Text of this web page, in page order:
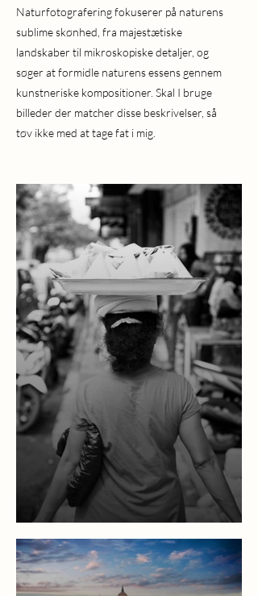
Naturfotografering fokuserer på naturens
sublime skønhed, fra majestætiske
landskaber til mikroskopiske detaljer, og
søger at formidle naturens essens gennem
kunstneriske kompositioner. Skal I bruge
billeder der matcher disse beskrivelser, så
tøv ikke med at tage fat i mig.